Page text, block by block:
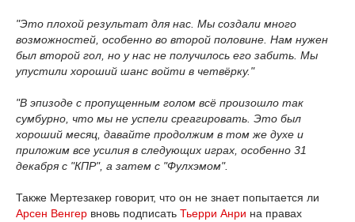
"Это плохой результат для нас. Мы создали много
возможностей, особенно во второй половине. Нам нужен
был второй гол, но у нас не получилось его забить. Мы
упустили хороший шанс войти в четвёрку."
"В эпизоде с пропущенным голом всё произошло так
сумбурно, что мы не успели среагировать. Это был
хороший месяц, давайте продолжим в том же духе и
приложим все усилия в следующих играх, особенно 31
декабря с "КПР", а затем с "Фулхэмом".
Также Мертезакер говорит, что он не знает попытается ли
Арсен Венгер вновь подписать Тьерри Анри на правах